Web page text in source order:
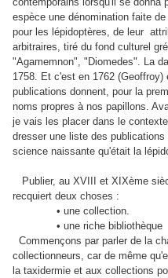
espèce une dénomination faite
pour les lépidoptères, de leur
arbitraires, tiré du fond culturel
"Agamemnon", "Diomedes". La
1758. Et c'est en 1762 (Geoffroy)
publications donnent, pour la
noms propres à nos papillons.
je vais les placer dans le
dresser une liste des
science naissante qu'était la
Publier, au XVIII et XIXème
recquiert deux choses :
• une collection.
• une riche bibliothèque
Commençons par parler de la
collectionneurs, car de même
la taxidermie et aux collections